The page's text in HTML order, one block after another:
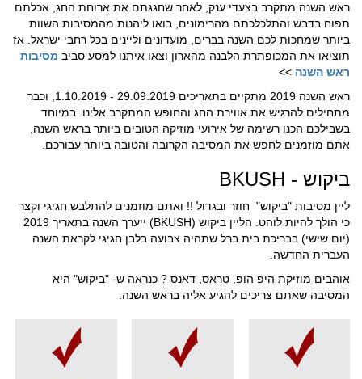
ראש השנה מתקרב בצעדי ענק, לאחר שחגגתם את ארוחת החג, אכלתם
תפוח בדבש והתלכלכתם מהרימונים, בואו ליהנות מהמסיבות השוות
ביותר שמחכות לכם השנה בברים, מועדונים וליינים בכל רחבי ישראל. אז
תוציאו את המכופתרת הלבנה מהארון וצאו איתנו למסע סביב מסיבות
ראש השנה >>
ראש השנה 2019 מתקיים בתאריכים 29.09.2019 - 1.10.2019, וכבר
מתחילים להרגיש את אווירת החג והחופש המתקרב אלינו. במיוחד
בשבילכם הכנו רשימה של אירועי מוזיקה הטובים ביותר בראש השנה,
אתם מוזמנים לחפש את המסיבה הקרובה והטובה ביותר עבורכם.
ביקוש - BKUSH
ליין מסיבות "ביקוש" חוזר ובגדול !! ואתם מוזמנים להתלבש חגיגי וקצר
כי הולך להיות לוהט. הליין ביקוש (BKUSH) ייערך השנה בתאריך 2019
(יום שישי) בבריכת בית ברל שתהיה צבועה בלבן חגיגי לקראת השנה
העברית החדשה.
אוהבים מוזיקת היפ הופ, טראס, דאנס ? כנראה ש- "ביקוש" היא
המסיבה שאתם צריכים להגיע אליה בראש השנה.